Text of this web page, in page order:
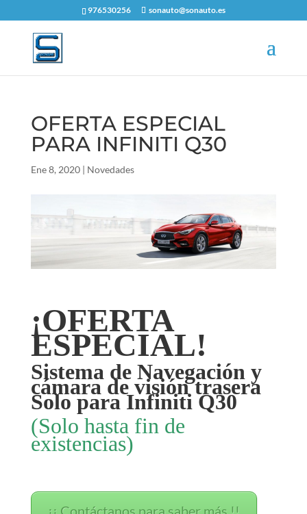
976530256 sonauto@sonauto.es
OFERTA ESPECIAL
PARA INFINITI Q30
Ene 8, 2020| Novedades
¡OFERTA
ESPECIAL!
Sistema de Navegación y
cámara de visión trasera
Solo para Infiniti Q30
(Solo hasta fin de
existencias)
¡¡ Contáctanos para saber más !!